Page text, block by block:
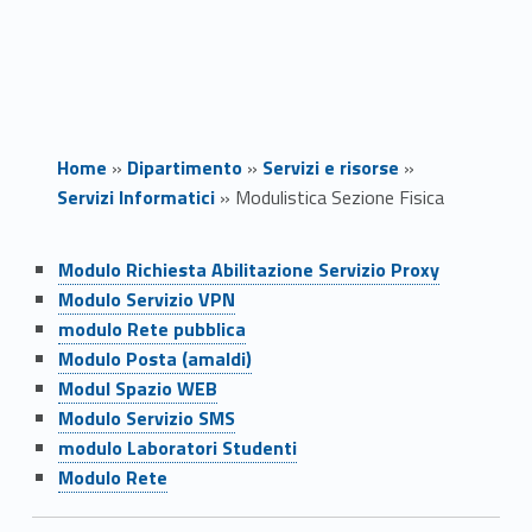
Home » Dipartimento» Servizi e risorse »
Servizi Informatici» Modulistica Sezione Fisica
M
o
d
u
l
i
Link identifier #identifier__4305-1
Modulo Richiesta Abilitazione Servizio Proxy
Link identifier #identifier__3814-2
Modulo Servizio VPN
Link identifier #identifier__61425-3
modulo Rete pubblica
Link identifier #identifier__38321-4
Modulo Posta (amaldi)
Link identifier #identifier__150829-5
Modul Spazio WEB
Link identifier #identifier__175111-6
Modulo Servizio SMS
Link identifier #identifier__118982-7
modulo Laboratori Studenti
Link identifier #identifier__147300-8
Modulo Rete